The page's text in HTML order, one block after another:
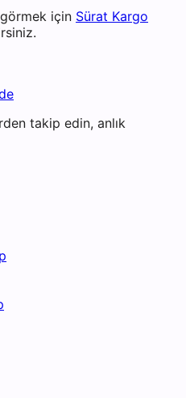
için Sürat Kargo
takip edin, anlık